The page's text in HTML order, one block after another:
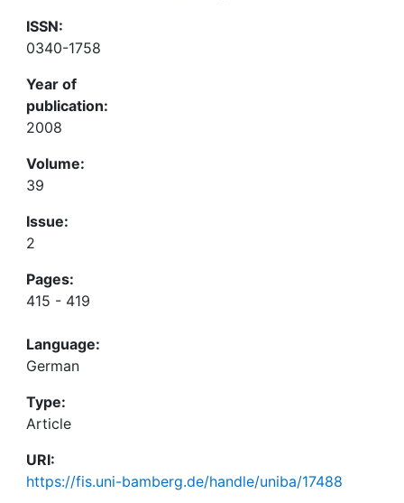
ISSN:
0340-1758
Year of
publication:
2008
Volume:
39
Issue:
2
Pages:
415 - 419
Language:
German
Type:
Article
URI:
https://fis.uni-bamberg.de/handle/uniba/17488